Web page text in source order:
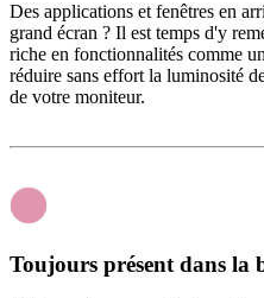
Des applications et fenêtres en
grand écran ? Il est temps d'y
riche en fonctionnalités comme
réduire sans effort la luminosité
de votre moniteur.
Toujours présent dans la